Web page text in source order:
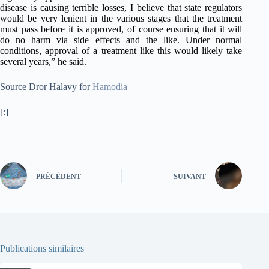
disease is causing terrible losses, I believe that state regulators
would be very lenient in the various stages that the treatment
must pass before it is approved, of course ensuring that it will
do no harm via side effects and the like. Under normal
conditions, approval of a treatment like this would likely take
several years,” he said.
Source Dror Halavy forHamodia
[:]
PRÉCÉDENT SUIVANT
Publications similaires